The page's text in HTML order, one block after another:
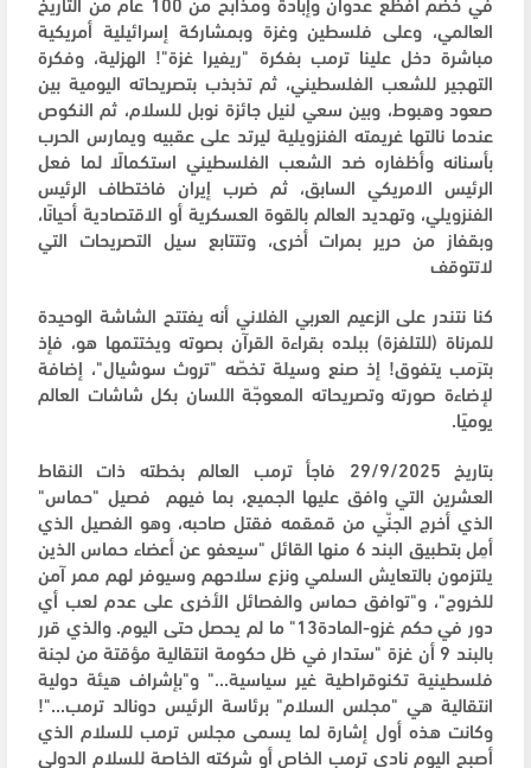
العالمي، وعلى فلسطين وغزة وبمشاركة إسرائيلية أمريكية
مباشرة دخل علينا ترمب بفكرة "ريفيرا غزة"! الهزلية، وفكرة
التهجير للشعب الفلسطيني، ثم تذبذب بتصريحاته اليومية بين
صعود وهبوط، وبين سعي لنيل جائزة نوبل للسلام، ثم النكوص
عندما نالتها غريمته الفنزويلية ليرتد على عقبيه ويمارس الحرب
بأسنانه وأظفاره ضد الشعب الفلسطيني استكمالًا لما فعل
الرئيس الامريكي السابق، ثم ضرب إيران فاختطاف الرئيس
الفنزويلي، وتهديد العالم بالقوة العسكرية أو الاقتصادية أحيانًا،
وبقفاز من حرير بمرات أخرى، وتتتابع سيل التصريحات التي
لاتتوقف
كنا نتندر على الزعيم العربي الفلاني أنه يفتتح الشاشة الوحيدة
للمرناة (للتلفزة) ببلده بقراءة القرآن بصوته ويختتمها هو، فإذ
بترَمب يتفوق! إذ صنع وسيلة تخصّه "تروث سوشيال"، إضافة
لإضاءة صورته وتصريحاته المعوجّة اللسان بكل شاشات العالم
يوميًا.
بتاريخ 29/9/2025 فاجأ ترمب العالم بخطته ذات النقاط
العشرين التي وافق عليها الجميع، بما فيهم فصيل "حماس"
الذي أخرج الجنّي من قمقمه فقتل صاحبه، وهو الفصيل الذي
أمِل بتطبيق البند 6 منها القائل "سيعفو عن أعضاء حماس الذين
يلتزمون بالتعايش السلمي ونزع سلاحهم وسيوفر لهم ممر آمن
للخروج"، و"توافق حماس والفصائل الأخرى على عدم لعب أي
دور في حكم غزو-المادة13" ما لم يحصل حتى اليوم. والذي قرر
بالبند 9 أن غزة "ستدار في ظل حكومة انتقالية مؤقتة من لجنة
فلسطينية تكنوقراطية غير سياسية..." و"بإشراف هيئة دولية
انتقالية هي "مجلس السلام" برئاسة الرئيس دونالد ترمب..."!
وكانت هذه أول إشارة لما يسمى مجلس ترمب للسلام الذي
أصبح اليوم نادي ترمب الخاص أو شركته الخاصة للسلام الدولي